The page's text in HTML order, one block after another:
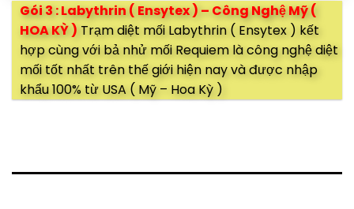
Gói 3 : Labythrin ( Ensytex ) – Công Nghệ Mỹ (
HOA KỲ ) Trạm diệt mối Labythrin ( Ensytex ) kết
hợp cùng với bả nhử mối Requiem là công nghệ diệt
mối tốt nhất trên thế giới hiện nay và được nhập
khẩu 100% từ USA ( Mỹ – Hoa Kỳ )